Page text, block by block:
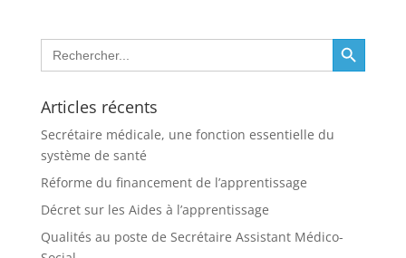
Search
for:
Search Button
Articles récents
Secrétaire médicale, une fonction essentielle du
système de santé
Réforme du financement de l’apprentissage
Décret sur les Aides à l’apprentissage
Qualités au poste de Secrétaire Assistant Médico-